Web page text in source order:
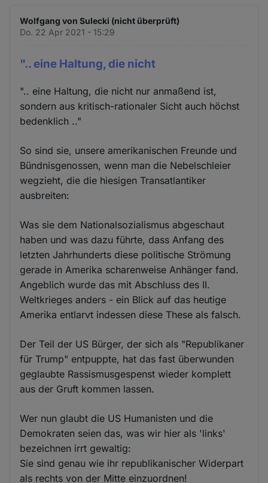
Wolfgang von Sulecki (nicht überprüft)
Do. 22 Apr 2021 - 15:29
".. eine Haltung, die nicht
".. eine Haltung, die nicht nur anmaßend ist,
sondern aus kritisch-rationaler Sicht auch höchst
bedenklich .."
So sind sie, unsere amerikanischen Freunde und
Bündnisgenossen, wenn man die Nebelschleier
wegzieht, die die hiesigen Transatlantiker
ausbreiten:
Was sie dem Nationalsozialismus abgeschaut
haben und was dazu führte, dass Anfang des
letzten Jahrhunderts diese politische Strömung
gerade in Amerika scharenweise Anhänger fand.
Angeblich wurde das mit Abschluss des II.
Weltkrieges anders - ein Blick auf das heutige
Amerika entlarvt indessen diese These als falsch.
Der Teil der US Bürger, der sich als "Republikaner
für Trump" entpuppte, hat das fast überwunden
geglaubte Rassismusgespenst wieder komplett
aus der Gruft kommen lassen.
Wer nun glaubt die US Humanisten und die
Demokraten seien das, was wir hier als 'links'
bezeichnen irrt gewaltig:
Sie sind genau wie ihr republikanischer Widerpart
als rechts von der Mitte einzuordnen!